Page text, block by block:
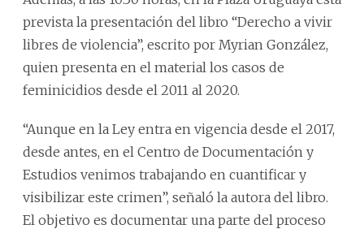
prevista la presentación del libro “Derecho a vivir
libres de violencia”, escrito por Myrian González,
quien presenta en el material los casos de
feminicidios desde el 2011 al 2020.
“Aunque en la Ley entra en vigencia desde el 2017,
desde antes, en el Centro de Documentación y
Estudios venimos trabajando en cuantificar y
visibilizar este crimen”, señaló la autora del libro.
El objetivo es documentar una parte del proceso